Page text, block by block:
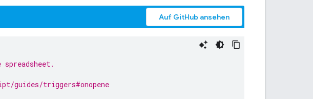
Auf GitHub ansehen
guides/triggers#onopene